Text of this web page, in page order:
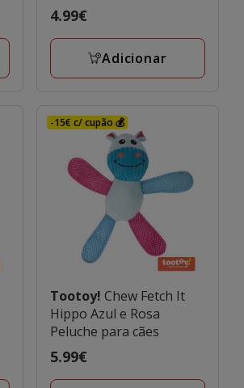
cachorros
Preço
4.99€
4.99€
Adicionar
-15€ c/ cupão 💰
Tootoy! Chew Fetch It
Hippo Azul e Rosa
Peluche para cães
Preço
5.99€
5.99€